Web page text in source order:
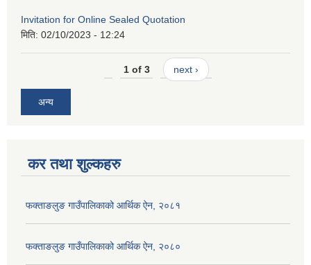
Invitation for Online Sealed Quotation
मिति: 02/10/2023 - 12:24
1 of 3 next ›
अन्य
कर तथा शुल्कहरु
फक्ताङलुङ गाउँपालिकाको आर्थिक ऐन, २०८१
फक्ताङलुङ गाउँपालिकाको आर्थिक ऐन, २०८०